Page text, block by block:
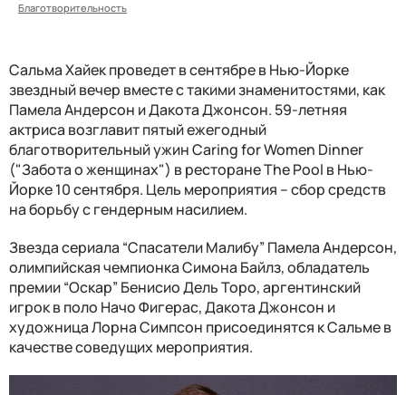
Благотворительность
Сальма Хайек проведет в сентябре в Нью-Йорке
звездный вечер вместе с такими знаменитостями, как
Памела Андерсон и Дакота Джонсон. 59-летняя
актриса возглавит пятый ежегодный
благотворительный ужин Caring for Women Dinner
("Забота о женщинах") в ресторане The Pool в Нью-
Йорке 10 сентября. Цель мероприятия – сбор средств
на борьбу с гендерным насилием.
Звезда сериала “Спасатели Малибу” Памела Андерсон,
олимпийская чемпионка Симона Байлз, обладатель
премии “Оскар” Бенисио Дель Торо, аргентинский
игрок в поло Начо Фигерас, Дакота Джонсон и
художница Лорна Симпсон присоединятся к Сальме в
качестве соведущих мероприятия.